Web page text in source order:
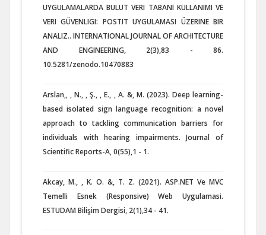
UYGULAMALARDA BULUT VERI TABANI KULLANIMI VE
VERI GÜVENLIGI: POSTIT UYGULAMASI ÜZERINE BIR
ANALIZ.. INTERNATIONAL JOURNAL OF ARCHITECTURE
AND ENGINEERING, 2(3),83 - 86.
10.5281/zenodo.10470883
Arslan,, , N., , Ş., , E., , A. &, M. (2023). Deep learning-
based isolated sign language recognition: a novel
approach to tackling communication barriers for
individuals with hearing impairments. Journal of
Scientific Reports-A, 0(55),1 - 1.
Akcay, M., , K. O. &, T. Z. (2021). ASP.NET Ve MVC
Temelli Esnek (Responsive) Web Uygulamasi.
ESTUDAM Bilişim Dergisi, 2(1),34 - 41.